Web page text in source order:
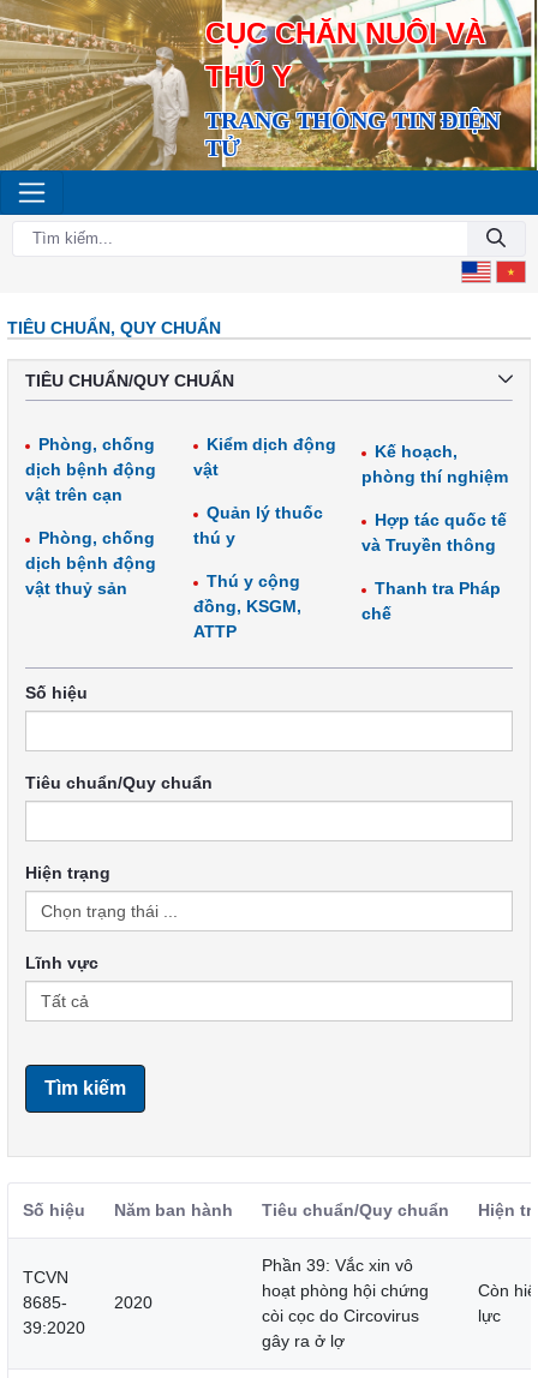
CỤC CHĂN NUÔI VÀ
THÚ Y
TRANG THÔNG TIN ĐIỆN
TỬ
TIÊU CHUẨN, QUY CHUẨN
TIÊU CHUẨN/QUY CHUẨN
Phòng, chống
dịch bệnh động
vật trên cạn
Phòng, chống
dịch bệnh động
vật thuỷ sản
Kiểm dịch động
vật
Quản lý thuốc
thú y
Thú y cộng
đồng, KSGM,
ATTP
Kế hoạch,
phòng thí nghiệm
Hợp tác quốc tế
và Truyền thông
Thanh tra Pháp
chế
Số hiệu
Tiêu chuẩn/Quy chuẩn
Hiện trạng
Lĩnh vực
Tìm kiếm
Số hiệu Năm ban hành Tiêu chuẩn/Quy chuẩn Hiện
TCVN
8685-
39:2020
2020
Phần 39: Vắc xin vô
hoạt phòng hội chứng
còi cọc do Circovirus
gây ra ở lợ
Còn
lực